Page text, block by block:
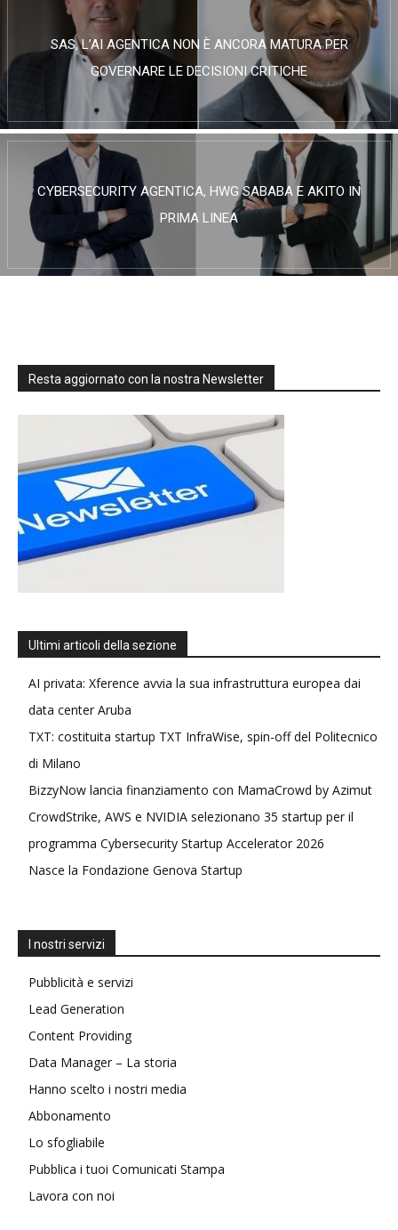
SAS, L’AI AGENTICA NON È ANCORA MATURA PER
GOVERNARE LE DECISIONI CRITICHE
CYBERSECURITY AGENTICA, HWG SABABA E AKITO IN
PRIMA LINEA
Resta aggiornato con la nostra Newsletter
Ultimi articoli della sezione
AI privata: Xference avvia la sua infrastruttura europea dai
data center Aruba
TXT: costituita startup TXT InfraWise, spin-off del Politecnico
di Milano
BizzyNow lancia finanziamento con MamaCrowd by Azimut
CrowdStrike, AWS e NVIDIA selezionano 35 startup per il
programma Cybersecurity Startup Accelerator 2026
Nasce la Fondazione Genova Startup
I nostri servizi
Pubblicità e servizi
Lead Generation
Content Providing
Data Manager – La storia
Hanno scelto i nostri media
Abbonamento
Lo sfogliabile
Pubblica i tuoi Comunicati Stampa
Lavora con noi